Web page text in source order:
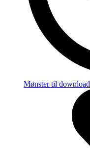
Mønster til download